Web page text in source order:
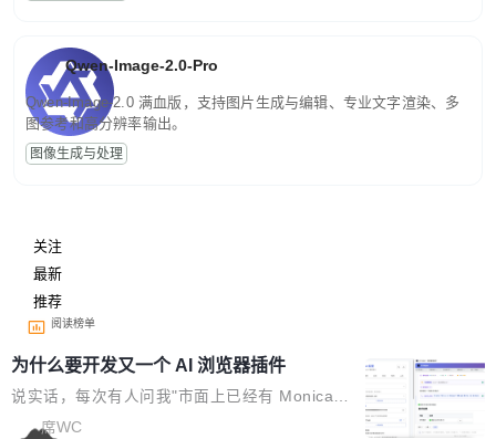
Qwen-Image-2.0-Pro
Qwen-Image-2.0 满血版，支持图片生成与编辑、专业文字渲染、多
图参考和高分辨率输出。
图像生成与处理
关注
最新
推荐
阅读榜单
为什么要开发又一个 AI 浏览器插件
说实话，每次有人问我"市面上已经有 Monica、
Sider、Copilot for Chrome 这些 AI 浏览器插件
席WC